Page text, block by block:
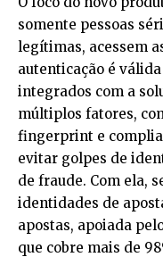
somente pessoas
legítimas, acessem
autenticação é
integrados com a
múltiplos fatores,
fingerprint e
evitar golpes de
de fraude. Com ela,
identidades de
apostas, apoiada
que cobre mais de